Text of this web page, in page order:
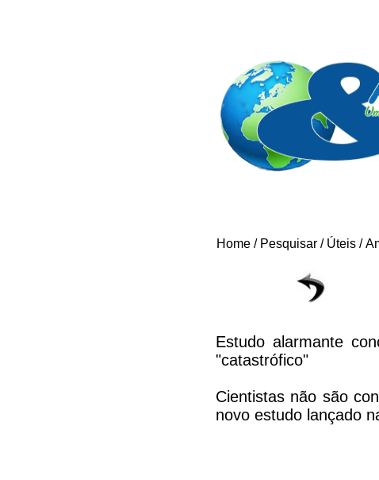
Home / Pesquisar / Úteis /
Estudo alarmante
"catastrófico"
Cientistas não são
novo estudo lançado